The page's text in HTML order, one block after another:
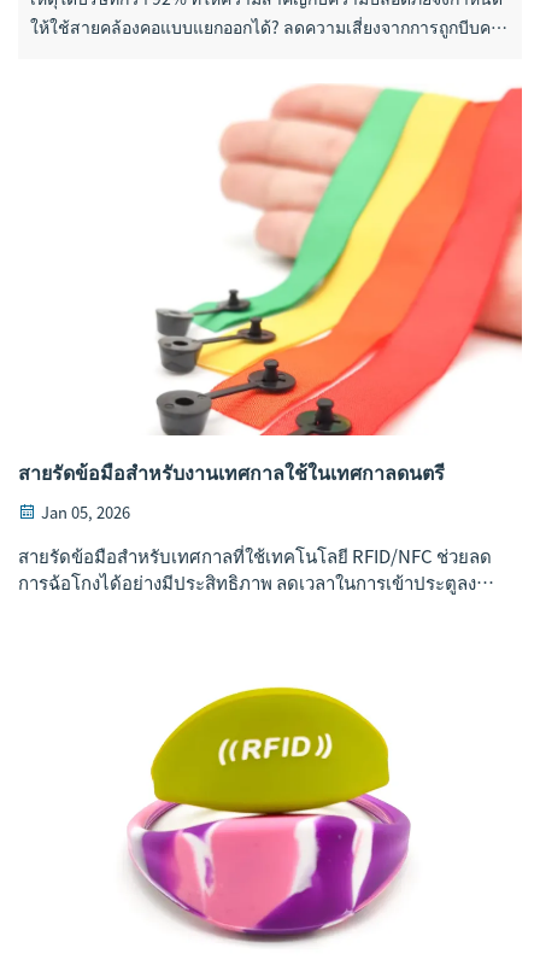
ให้ใช้สายคล้องคอแบบแยกออกได้? ลดความเสี่ยงจากการถูกบีบคอ
ไว้อย่างชัดเจน ขอรับโซลูชันที่สอดคล้องตามมาตรฐานและปรับ
แต่งได้ตามความต้องการได้แล้ววันนี้
สายรัดข้อมือสำหรับงานเทศกาลใช้ในเทศกาลดนตรี
Jan 05, 2026
สายรัดข้อมือสำหรับเทศกาลที่ใช้เทคโนโลยี RFID/NFC ช่วยลด
การฉ้อโกงได้อย่างมีประสิทธิภาพ ลดเวลาในการเข้าประตูลง